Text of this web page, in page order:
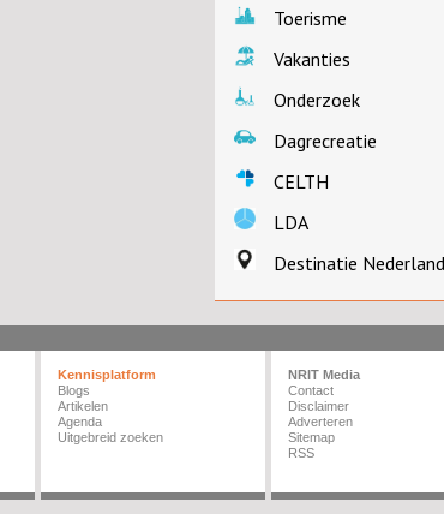
Toerisme
Vakanties
Onderzoek
Dagrecreatie
CELTH
LDA
Destinatie Nederland
Kennisplatform
Blogs
Artikelen
Agenda
Uitgebreid zoeken
NRIT Media
Contact
Disclaimer
Adverteren
Sitemap
RSS